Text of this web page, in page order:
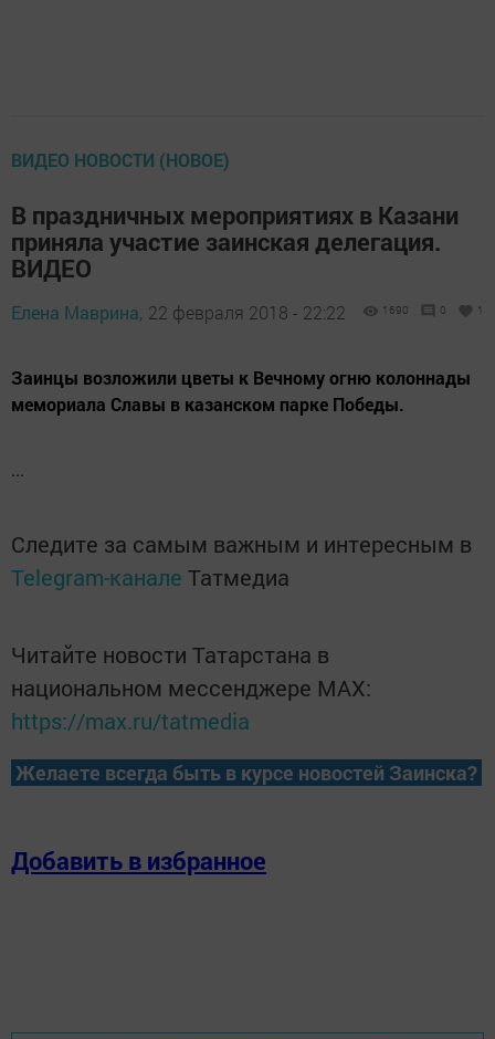
ВИДЕО НОВОСТИ (НОВОЕ)
В праздничных мероприятиях в Казани
приняла участие заинская делегация.
ВИДЕО
Елена Маврина, 22 февраля 2018 - 22:22 1690 0 1
Заинцы возложили цветы к Вечному огню колоннады
мемориала Славы в казанском парке Победы.
...
Следите за самым важным и интересным в
Telegram-канале Татмедиа
Читайте новости Татарстана в
национальном мессенджере MАХ:
https://max.ru/tatmedia
Желаете всегда быть в курсе новостей Заинска?
Добавить в избранное